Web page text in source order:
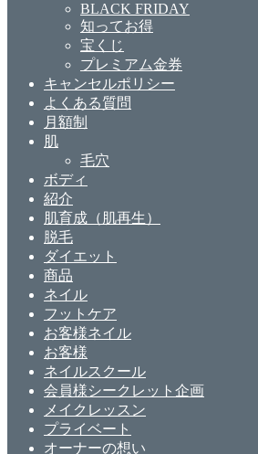
BLACK FRIDAY
知ってお得
宝くじ
プレミアム金券
キャンセルポリシー
よくある質問
月額制
肌
毛穴
ボディ
紹介
肌育成（肌再生）
脱毛
ダイエット
商品
ネイル
フットケア
お客様ネイル
お客様
ネイルスクール
会員様シークレット企画
メイクレッスン
プライベート
オーナーの想い